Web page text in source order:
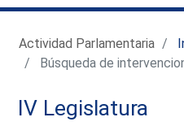
Actividad Parlamentaria
Búsqueda de
IV Legislatura